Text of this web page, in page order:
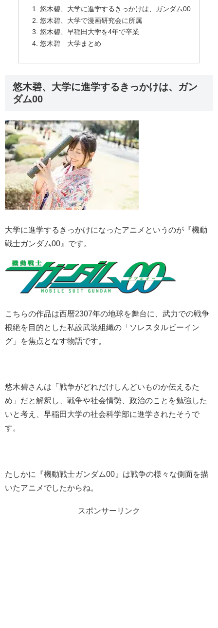
悠木碧、大学に進学するきっかけは、ガンダム00
悠木碧、大学で漫画研究会に所属
悠木碧、早稲田大学を4年で卒業
悠木碧 大学まとめ
悠木碧、大学に進学するきっかけは、ガン
ダム00
大学に進学するきっかけになったアニメというのが『機動
戦士ガンダム00』です。
こちらの作品は西暦2307年の地球を舞台に、武力での戦争
根絶を目的とした私設武装組織の「ソレスタルビーイン
グ」を焦点となす物語です。
悠木碧さんは「戦争がどれだけしんどいものか伝えるた
め」だと解釈し、戦争や社会情勢、政治のことを勉強した
いと考え、早稲田大学の社会科学部に進学されたそうで
す。
たしかに『機動戦士ガンダム00』は戦争の様々な側面を描
いたアニメでしたからね。
スポンサーリンク